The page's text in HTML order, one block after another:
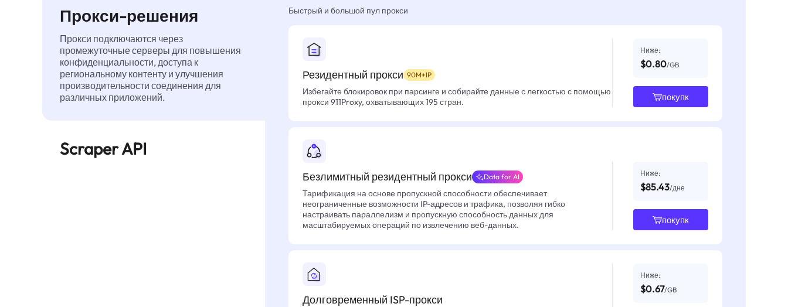
Прокси-решения
Прокси подключаются через
промежуточные серверы для повышения
конфиденциальности, доступа к
региональному контенту и улучшения
производительности соединения для
различных приложений.
Scraper API
Быстрый и большой пул прокси
Резидентный прокси 90M+IP
Избегайте блокировок при парсинге и собирайте данные с легкостью с помощью
прокси 911Proxy, охватывающих 195 стран.
Ниже:
$0.80/GB
покупк
Безлимитный резидентный прокси Data for AI
Тарификация на основе пропускной способности обеспечивает
неограниченные возможности IP-адресов и трафика, позволяя гибко
настраивать параллелизм и пропускную способность данных для
масштабируемых операций по извлечению веб-данных.
Ниже:
$85.43/дне
покупк
Долговременный ISP-прокси
Ниже:
$0.67/GB